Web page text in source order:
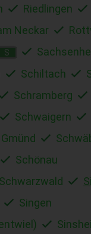
Riedlingen
Neckar
S
Schiltach
Schramberg
Schwaigern
Schönau
Singen